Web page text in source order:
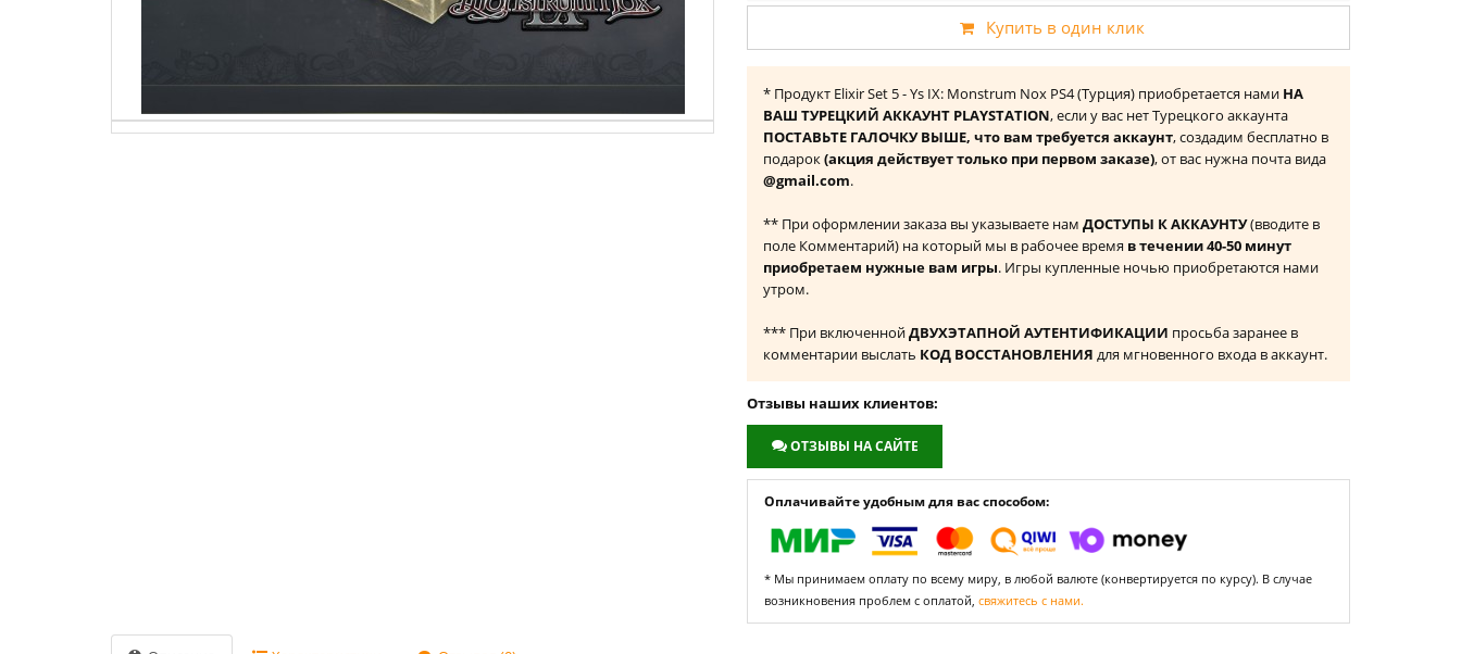
Купить в один клик
* Продукт Elixir Set 5 - Ys IX: Monstrum Nox PS4 (Турция) приобретается нами НА
ВАШ ТУРЕЦКИЙ АККАУНТ PLAYSTATION, если у вас нет Турецкого аккаунта
ПОСТАВЬТЕ ГАЛОЧКУ ВЫШЕ, что вам требуется аккаунт, создадим бесплатно в
подарок(акция действует только при первом заказе), от вас нужна почта вида
@gmail.com.
** При оформлении заказа вы указываете нам ДОСТУПЫ К АККАУНТУ(вводите в
поле Комментарий) на который мы в рабочее время в течении 40-50 минут
приобретаем нужные вам игры. Игры купленные ночью приобретаются нами
утром.
*** При включеннойДВУХЭТАПНОЙ АУТЕНТИФИКАЦИИ просьба заранее в
комментарии выслать КОД ВОССТАНОВЛЕНИЯ для мгновенного входа в аккаунт.
Отзывы наших клиентов:
ОТЗЫВЫ НА САЙТЕ
Оплачивайте удобным для вас способом:
* Мы принимаем оплату по всему миру, в любой валюте (конвертируется по курсу). В случае
возникновения проблем с оплатой, свяжитесь с нами.